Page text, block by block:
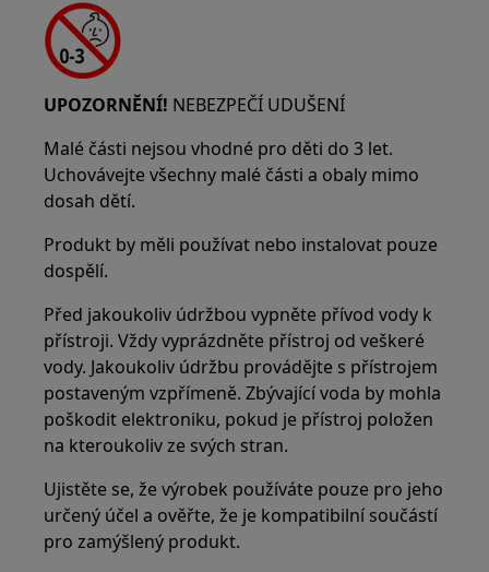
UPOZORNĚNÍ! NEBEZPEČÍ UDUŠENÍ
Malé části nejsou vhodné pro děti do 3 let.
Uchovávejte všechny malé části a obaly mimo
dosah dětí.
Produkt by měli používat nebo instalovat pouze
dospělí.
Před jakoukoliv údržbou vypněte přívod vody k
přístroji. Vždy vyprázdněte přístroj od veškeré
vody. Jakoukoliv údržbu provádějte s přístrojem
postaveným vzpřímeně. Zbývající voda by mohla
poškodit elektroniku, pokud je přístroj položen
na kteroukoliv ze svých stran.
Ujistěte se, že výrobek používáte pouze pro jeho
určený účel a ověřte, že je kompatibilní součástí
pro zamýšlený produkt.